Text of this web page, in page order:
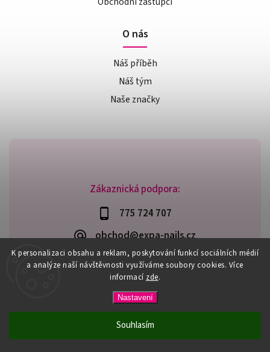
K personalizaci obsahu a reklam, poskytování funkcí sociálních médií
a analýze naší návštěvnosti využíváme soubory cookies. Více
informací zde.
Nastavení
Souhlasím
PŘI NÁKUPU NAD 600,- MÁTE DOPRAVU ZDARMA / DÁREK K
Zákaznická podpora:
775 724 707
obchod@expa-nails.cz
O nás
Náš příběh
Náš tým
Naše značky
Expanails.cz. Všechna práva vyhrazena.
Upravit nastavení cookies
VytvořilShoptet | Design